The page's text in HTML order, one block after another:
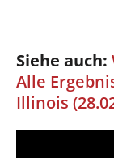
Siehe auch:
Alle
Illinois